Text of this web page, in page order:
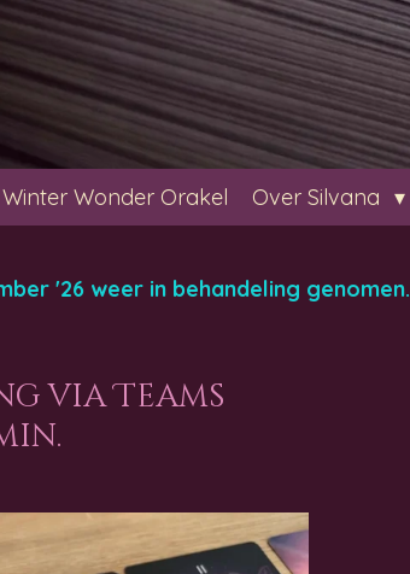
Winter Wonder Orakel Over Silvana
'26 weer in behandeling genomen.
via Teams